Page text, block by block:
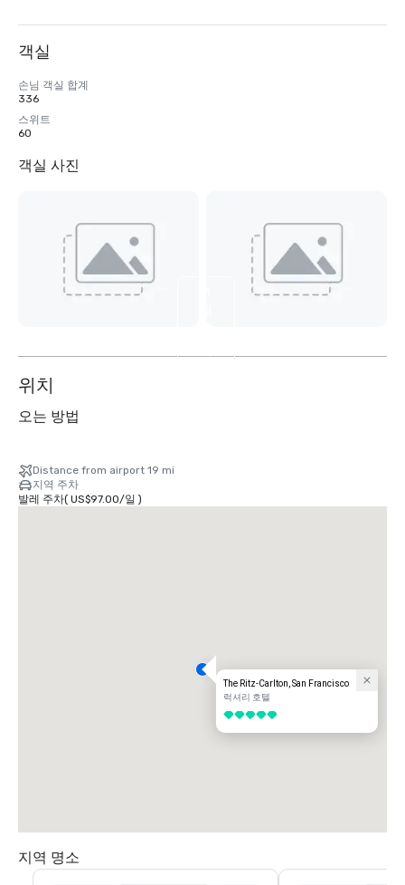
객실
손님 객실 합계
336
스위트
60
객실 사진
기
위치
오는 방법
Distance from airport 19 mi
지역 주차
발레 주차( US$97.00/일 )
The Ritz-Carlton, San Francisco
럭셔리 호텔
5 중 5
지역 명소